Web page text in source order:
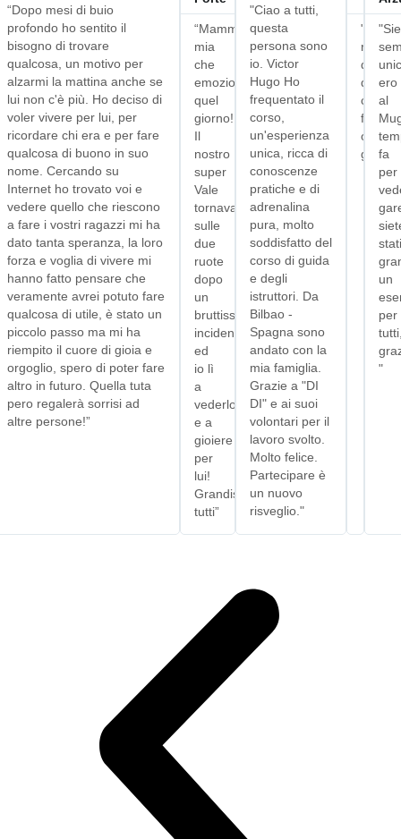
“Dopo mesi di buio
profondo ho sentito il
bisogno di trovare
qualcosa, un motivo per
alzarmi la mattina anche se
lui non c'è più. Ho deciso di
voler vivere per lui, per
ricordare chi era e per fare
qualcosa di buono in suo
nome. Cercando su
Internet ho trovato voi e
vedere quello che riescono
a fare i vostri ragazzi mi ha
dato tanta speranza, la loro
forza e voglia di vivere mi
hanno fatto pensare che
veramente avrei potuto fare
qualcosa di utile, è stato un
piccolo passo ma mi ha
riempito il cuore di gioia e
orgoglio, spero di poter fare
altro in futuro. Quella tuta
pero regalerà sorrisi ad
altre persone!”
“Mamma
mia
che
emozione
quel
giorno!!!
Il
nostro
super
Vale
tornava
sulle
due
ruote
dopo
un
bruttissimo
incidente
ed
io lì
a
vederlo
e a
gioiere
per
lui!
Grandissimi
tutti”
"Ciao a tutti,
questa
persona sono
io. Victor
Hugo Ho
frequentato il
corso,
un'esperienza
unica, ricca di
conoscenze
pratiche e di
adrenalina
pura, molto
soddisfatto del
corso di guida
e degli
istruttori. Da
Bilbao -
Spagna sono
andato con la
mia famiglia.
Grazie a "DI
DI" e ai suoi
volontari per il
lavoro svolto.
Molto felice.
Partecipare è
un nuovo
risveglio."
di
quello
che
fate
ogni
giorno"
ero
al
fa
per
stati
un
per
"